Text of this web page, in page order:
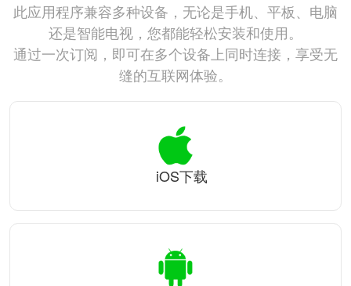
此应用程序兼容多种设备，无论是手机、平板、电脑
还是智能电视，您都能轻松安装和使用。
通过一次订阅，即可在多个设备上同时连接，享受无
缝的互联网体验。
iOS下载